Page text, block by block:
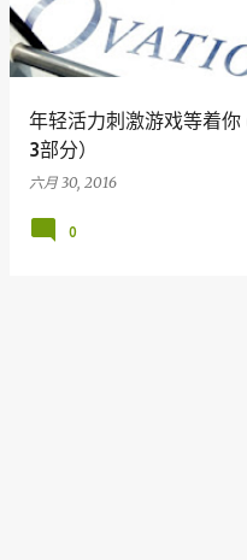
年轻活力刺激游戏等着
3部分）
六月 30, 2016
0